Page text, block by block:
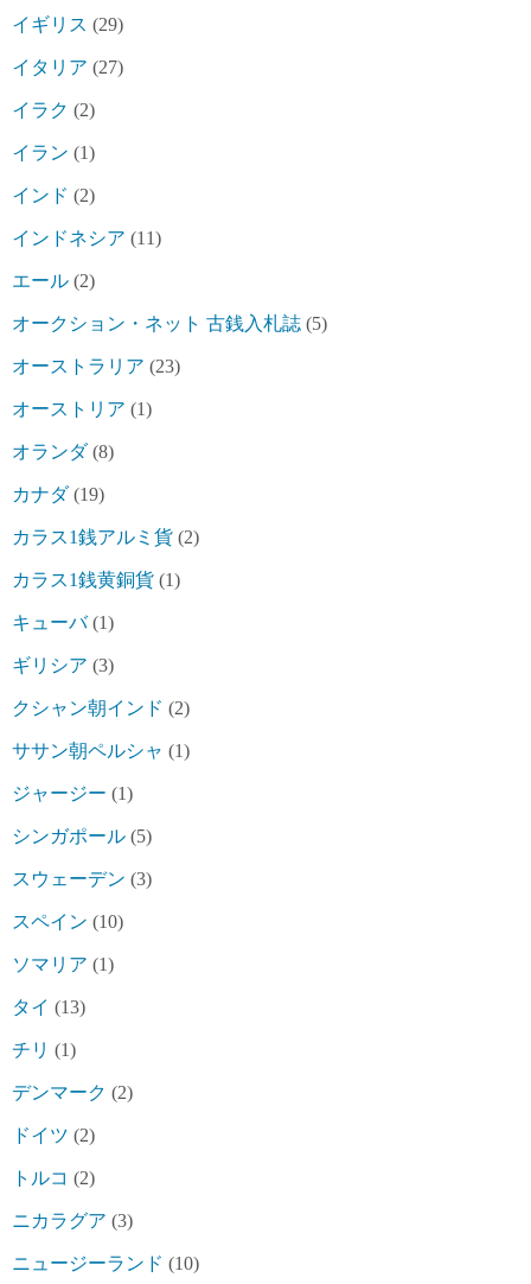
イギリス (29)
イタリア (27)
イラク (2)
イラン (1)
インド (2)
インドネシア (11)
エール (2)
オークション・ネット 古銭入札誌 (5)
オーストラリア (23)
オーストリア (1)
オランダ(8)
カナダ(19)
カラス1銭アルミ貨 (2)
カラス1銭黄銅貨 (1)
キューバ(1)
ギリシア (3)
クシャン朝インド (2)
ササン朝ペルシャ (1)
ジャージー (1)
シンガポール (5)
スウェーデン (3)
スペイン (10)
ソマリア (1)
タイ (13)
チリ (1)
デンマーク (2)
ドイツ (2)
トルコ (2)
ニカラグア (3)
ニュージーランド (10)